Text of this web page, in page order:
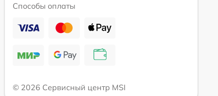
Способы оплаты
© 2026 Сервисный центр MSI